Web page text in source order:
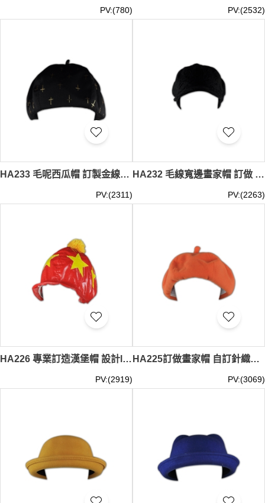
PV:(780) PV:(2532)
HA233 毛呢西瓜帽 訂製金線繡花畫家帽 藝術款畫家帽 畫家帽生產商
PV:(2311)
HA232 毛線寬邊畫家帽 訂做 純色針織線帽 畫家帽款式設計選擇 畫家帽公司
PV:(2263)
HA226 專業訂造漢堡帽 設計logo圖案帽 來辦訂製帽子 帽子供應商HK
PV:(2919)
HA225訂做畫家帽 自訂針織帽 設計帽款式 團購時尚帽 帽款專營批發
PV:(3069)